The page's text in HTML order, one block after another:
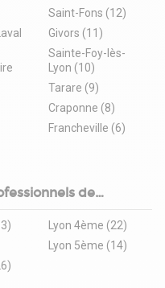
Saint-Fons (12)
Givors (11)
Sainte-Foy-lès-
Lyon (10)
Tarare (9)
Craponne (8)
Francheville (6)
de
Lyon 4ème (22)
Lyon 5ème (14)